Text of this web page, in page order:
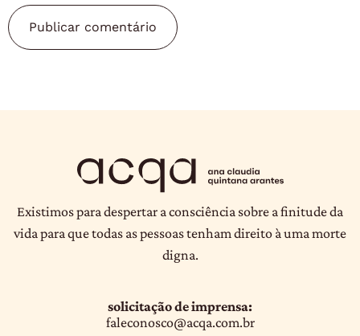
Existimos para despertar a consciência sobre a finitude da
vida para que todas as pessoas tenham direito à uma morte
digna.
solicitação de imprensa:
faleconosco@acqa.com.br